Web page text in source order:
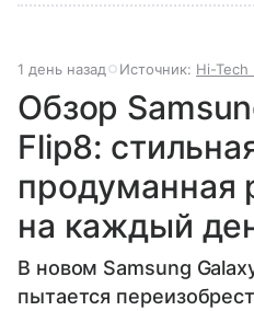
1 день назад Источник: Hi-Tech
Обзор
Flip8:
продуманная
на каждый
В новом Samsung
пытается